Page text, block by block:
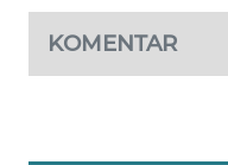
KOMENTAR
FORWAMKI